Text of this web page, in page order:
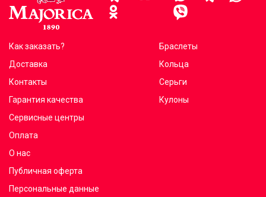
Как заказать?
Доставка
Контакты
Гарантия качества
Сервисные центры
Оплата
О нас
Публичная оферта
Персональные данные
Браслеты
Кольца
Серьги
Кулоны